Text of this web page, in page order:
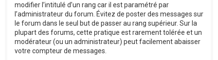
modifier l’intitulé d’un rang car il est paramétré par
l’administrateur du forum. Évitez de poster des messages sur
le forum dans le seul but de passer au rang supérieur. Sur la
plupart des forums, cette pratique est rarement tolérée et un
modérateur (ou un administrateur) peut facilement abaisser
votre compteur de messages.